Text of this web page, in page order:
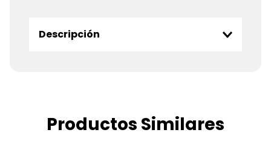
Descripción
Productos Similares